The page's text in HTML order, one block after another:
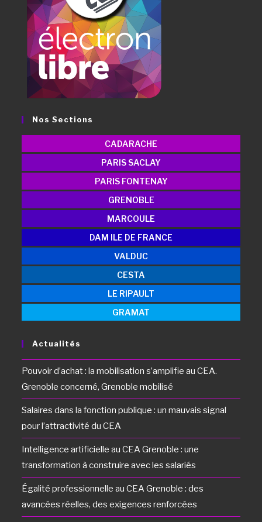
Nos Sections
CADARACHE
PARIS SACLAY
PARIS FONTENAY
GRENOBLE
MARCOULE
DAM ILE DE FRANCE
VALDUC
CESTA
LE RIPAULT
GRAMAT
Actualités
Pouvoir d’achat : la mobilisation s’amplifie au CEA.
Grenoble concerné, Grenoble mobilisé
Salaires dans la fonction publique : un mauvais signal
pour l’attractivité du CEA
Intelligence artificielle au CEA Grenoble : une
transformation à construire avec les salariés
Égalité professionnelle au CEA Grenoble : des
avancées réelles, des exigences renforcées